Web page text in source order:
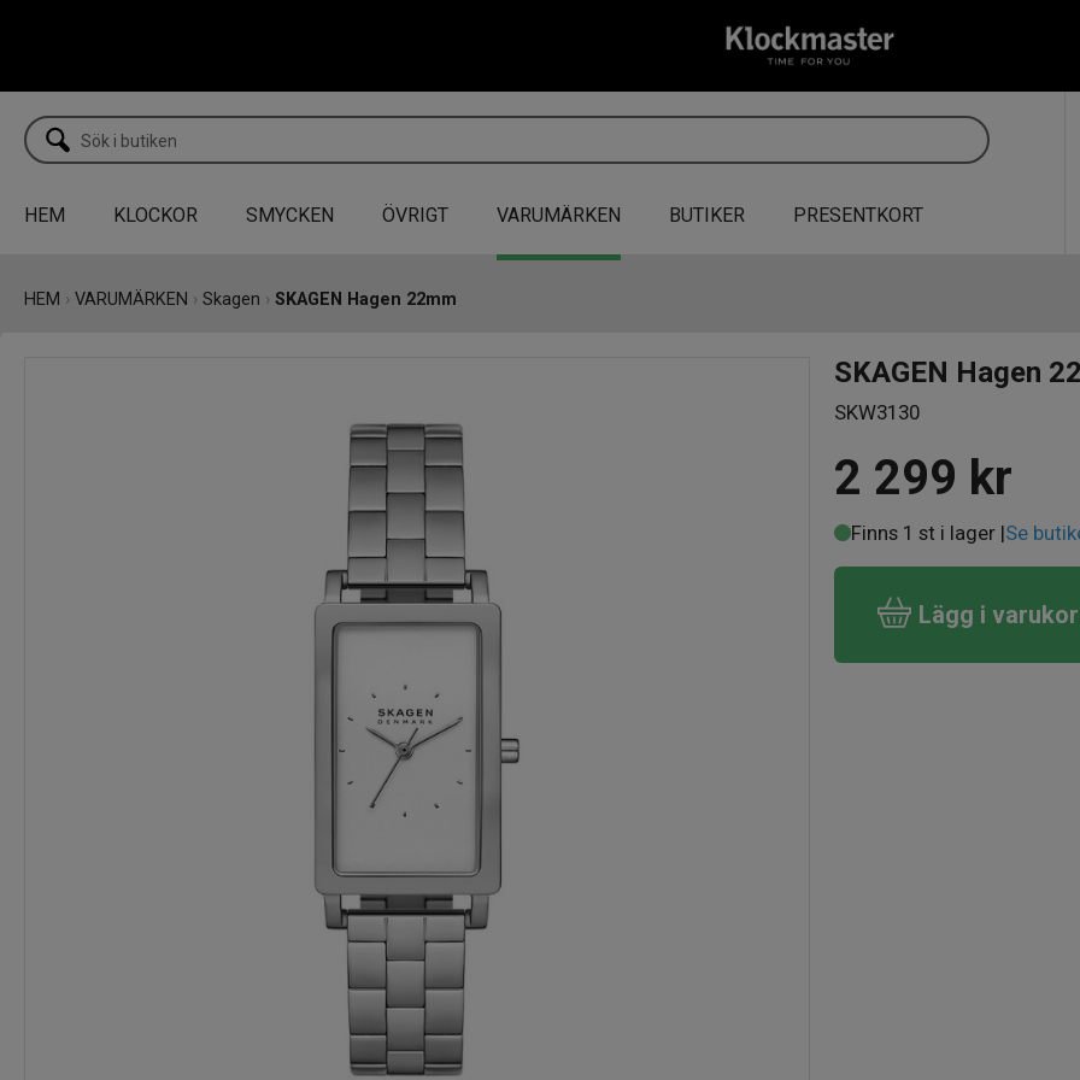
HEM KLOCKOR SMYCKEN ÖVRIGT VARUMÄRKEN BUTIKER PRESENTKORT
HEM › VARUMÄRKEN › Skagen › SKAGEN Hagen 22mm
SKAGEN Hagen
SKW3130
2 299 kr
Finns 1 st i lager |Se
Lägg i